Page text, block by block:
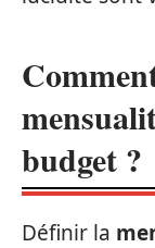
budget ?
Définir la